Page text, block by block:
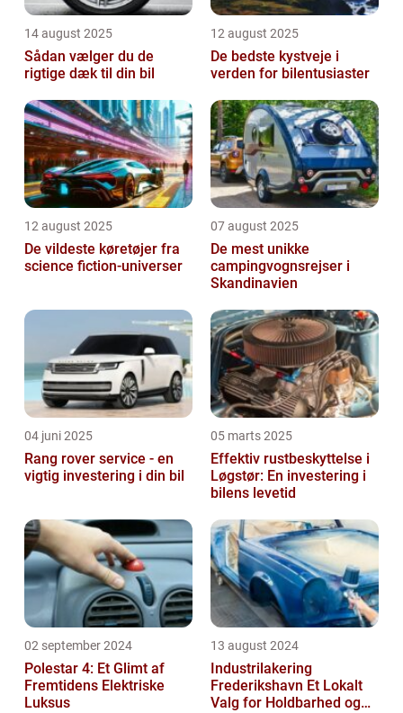
14 august 2025
Sådan vælger du de
rigtige dæk til din bil
12 august 2025
De bedste kystveje i
verden for bilentusiaster
12 august 2025
De vildeste køretøjer fra
science fiction-universer
07 august 2025
De mest unikke
campingvognsrejser i
Skandinavien
04 juni 2025
Rang rover service - en
vigtig investering i din bil
05 marts 2025
Effektiv rustbeskyttelse i
Løgstør: En investering i
bilens levetid
02 september 2024
Polestar 4: Et Glimt af
Fremtidens Elektriske
Luksus
13 august 2024
Industrilakering
Frederikshavn Et Lokalt
Valg for Holdbarhed og